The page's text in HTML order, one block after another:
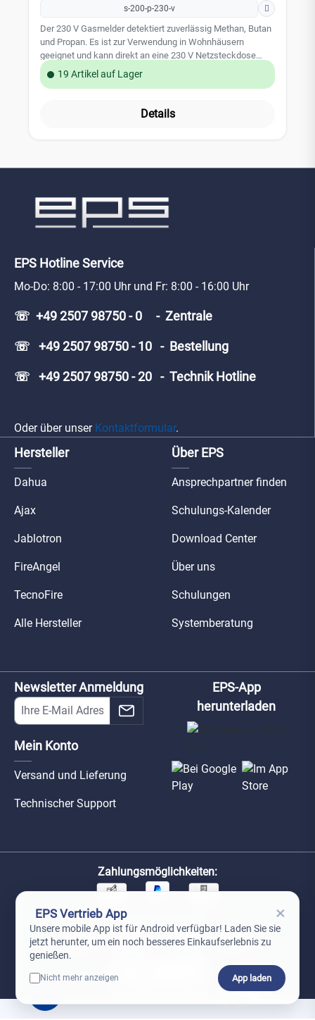
s-200-p-230-v
Der 230 V Gasmelder detektiert zuverlässig Methan, Butan
und Propan. Es ist zur Verwendung in Wohnhäusern
geeignet und kann direkt an eine 230 V Netzsteckdose
angeschlossen werden. Zum Anschluss oder zur
Aufschaltung des Gasmelders an ein
Gasmelder zwei Schaltausgänge. Leistungsmerkmale:
Vol. %Propan (Flüssiggas) 0,2400 Vol % 12 V DC Ausgang,
geschaltet bei Alarm, max. 200 mA Abmessungen: 140 x
125 x 42 mm EN 50194-1:2009 Lebensdauer des Sensors:
19 Artikel auf Lager
Details
EPS Hotline Service
Mo-Do: 8:00 - 17:00 Uhr und Fr: 8:00 - 16:00 Uhr
☏ +49 2507 98750 - 0 - Zentrale
☏ +49 2507 98750 - 10 - Bestellung
☏ +49 2507 98750 - 20 - Technik Hotline
Oder über unser Kontaktformular.
Hersteller
Dahua
Ajax
Jablotron
FireAngel
TecnoFire
Alle Hersteller
Über EPS
Ansprechpartner finden
Schulungs-Kalender
Download Center
Über uns
Schulungen
Systemberatung
Newsletter Anmeldung
Mein Konto
Versand und Lieferung
Technischer Support
EPS-App
herunterladen
Zahlungsmöglichkeiten:
Unsere Versandpartner:
EPS Vertrieb App ×
Unsere mobile App ist für Android verfügbar! Laden Sie sie
jetzt herunter, um ein noch besseres Einkaufserlebnis zu
genießen.
Nicht mehr anzeigen App laden